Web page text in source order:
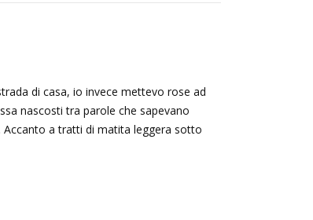
di casa, io invece mettevo rose ad
nascosti tra parole che sapevano
a tratti di matita leggera sotto